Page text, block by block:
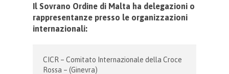
Il Sovrano Ordine di Malta ha delegazioni o
rappresentanze presso le organizzazioni
internazionali:
CICR – Comitato Internazionale della Croce
Rossa – (Ginevra)